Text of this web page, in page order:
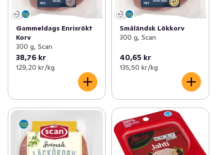
Pastrami (3)
✓ Lördagskorv (1)
✓ Övriga pålägg
✓ Prickigkorv
Gammeldags Enrisrökt
Korv
300 g, Scan
38,76 kr
129,20 kr /kg
Småländsk Lökkorv
300 g, Scan
40,65 kr
135,50 kr /kg